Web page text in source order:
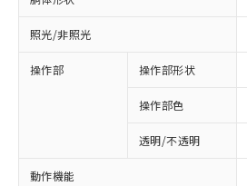
照光/非照光
操作部 操作部形状
操作部色
透明/不透明
動作機能